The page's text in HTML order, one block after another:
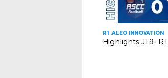
R1 ALEO INNOVATION